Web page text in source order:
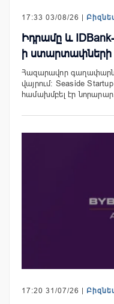
17:33 03/08/26 |
Իդրամը և
ի ստարտափների
Հազարավոր
վայրում։ Seaside
համախմբել էր
17:20 31/07/26 |